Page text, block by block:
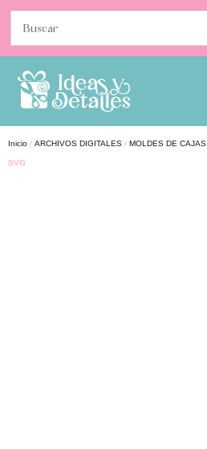
Inicio / ARCHIVOS DIGITALES / MOLDES DE CAJAS
SVG